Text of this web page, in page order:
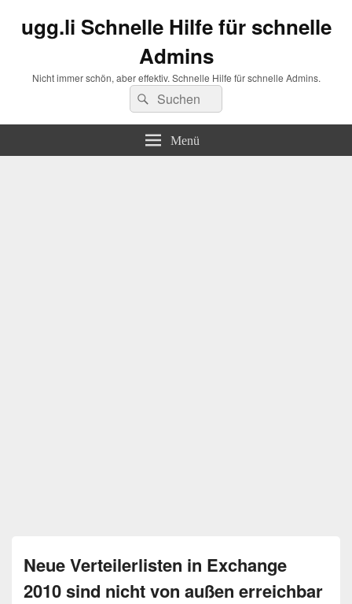
ugg.li Schnelle Hilfe für schnelle
Admins
Nicht immer schön, aber effektiv. Schnelle Hilfe für schnelle Admins.
Suchen
nach:
Suchen
Menü
Neue Verteilerlisten in Exchange
2010 sind nicht von außen erreichbar